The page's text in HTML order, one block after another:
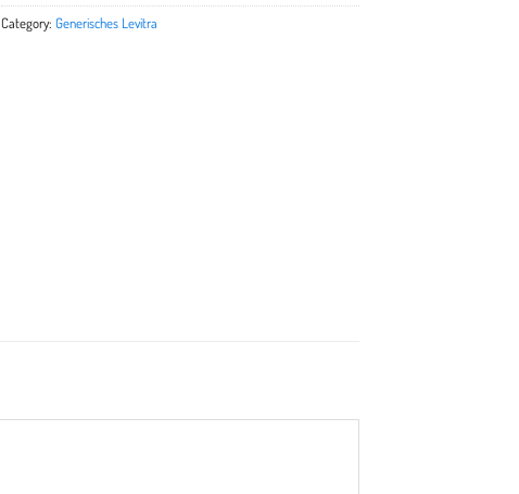
Category: Generisches Levitra